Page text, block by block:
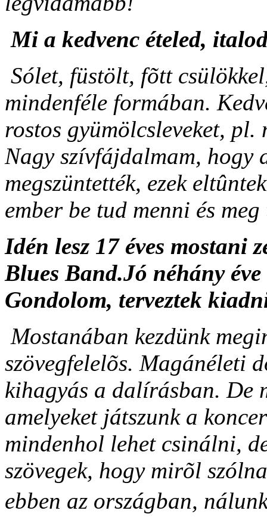
Mi a kedvenc ételed,
Sólet, füstölt, fõtt
mindenféle formában.
rostos gyümölcsleveket, pl.
Nagy szívfájdalmam, hogy
megszüntették, ezek
ember be tud menni és
Idén lesz 17 éves mostani
Blues Band.Jó néhány
Gondolom, terveztek
Mostanában kezdünk
szövegfelelõs. Magánéleti
kihagyás a dalírásban. De
amelyeket játszunk a
mindenhol lehet csinálni,
szövegek, hogy mirõl
ebben az országban, nálunk